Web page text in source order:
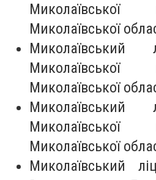
Миколаївської
Миколаївської
Миколаївської
Миколаївський